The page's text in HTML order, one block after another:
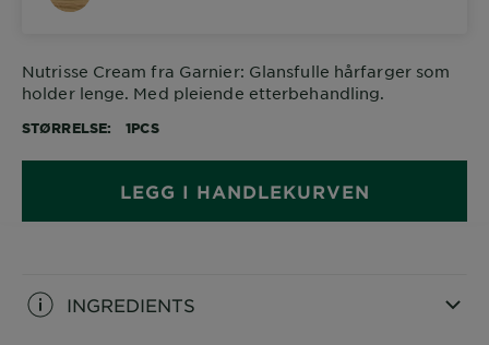
Nutrisse Cream fra Garnier: Glansfulle hårfarger som
holder lenge. Med pleiende etterbehandling.
STØRRELSE 1PCS
LEGG I HANDLEKURVEN
INGREDIENTS